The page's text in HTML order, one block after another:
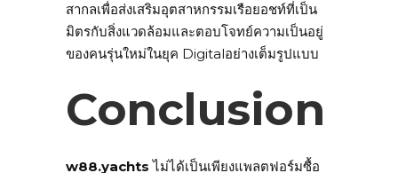
สากลเพื่อส่งเสริมอุตสาหกรรมเรือยอชท์ที่เป็น
มิตรกับสิ่งแวดล้อมและตอบโจทย์ความเป็นอยู่
ของคนรุ่นใหม่ในยุค Digitalอย่างเต็มรูปแบบ
Conclusion
w88.yachts ไม่ได้เป็นเพียงแพลตฟอร์มซื้อ